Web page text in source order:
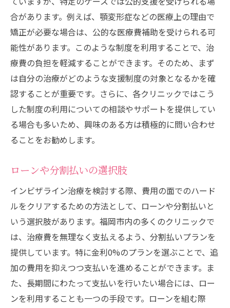
合があります。例えば、顎変形症などの医療上の理由で
矯正が必要な場合は、公的な医療費補助を受けられる可
能性があります。このような制度を利用することで、治
療費の負担を軽減することができます。そのため、まず
は自分の治療がどのような支援制度の対象となるかを確
認することが重要です。さらに、各クリニックではこう
した制度の利用についての相談やサポートを提供してい
る場合も多いため、興味のある方は積極的に問い合わせ
ることをお勧めします。
ローンや分割払いの選択肢
インビザライン治療を検討する際、費用の面でのハード
ルをクリアするための方法として、ローンや分割払いと
いう選択肢があります。福岡市内の多くのクリニックで
は、治療費を無理なく支払えるよう、分割払いプランを
提供しています。特に金利0%のプランを選ぶことで、追
加の費用を抑えつつ支払いを進めることができます。ま
た、長期間にわたって支払いを行いたい場合には、ロー
ンを利用することも一つの手段です。ローンを組む際